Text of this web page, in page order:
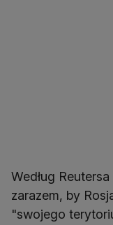
Według
zarazem, by
"swojego